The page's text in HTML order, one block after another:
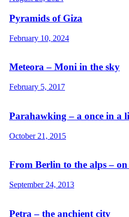
Pyramids of Giza
February 10, 2024
Meteora – Moni in the sky
February 5, 2017
Parahawking – a once in a
October 21, 2015
From Berlin to the alps –
September 24, 2013
Petra – the anchient city